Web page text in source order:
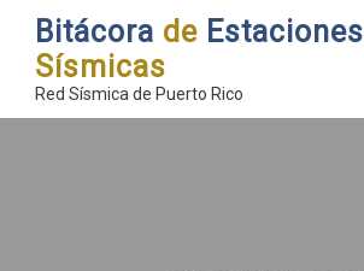
Bitácora de Estaciones
Sísmicas
Red Sísmica de Puerto Rico